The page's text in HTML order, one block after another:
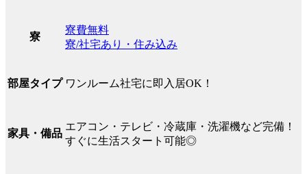
寮
寮費無料
寮/社宅あり・住み込み
部屋タイプ ワンルーム社宅に即入居OK！
家具・備品
エアコン・テレビ・冷蔵庫・洗濯機など完備！
すぐに生活スタート可能◎